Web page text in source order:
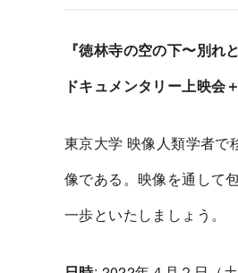
『徳林寺の空の下〜別れ
ドキュメンタリー上映会
東京大学 映像人類学者で
像である。映像を通して
一歩といたしましょう。